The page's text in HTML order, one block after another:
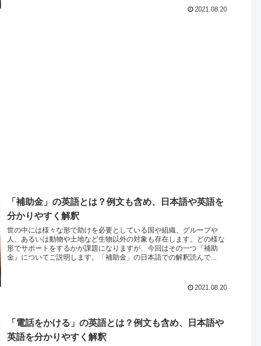
2021.08.20
「補助金」の英語とは？例文も含め、日本語や英語を
分かりやすく解釈
世の中には様々な形で助けを必要としている国や組織、グループや
人、あるいは動物や土地など生物以外の対象も存在します。どの様な
形でサポートをするかが課題になりますが、今回はその一つ『補助
金』についてご説明します。「補助金」の日本語での解釈読んで...
2021.08.20
「電話をかける」の英語とは？例文も含め、日本語や
英語を分かりやすく解釈